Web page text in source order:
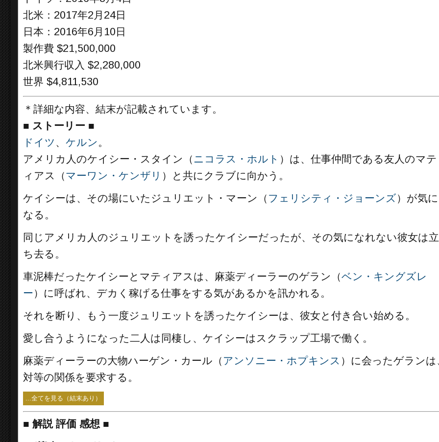
北米：2017年2月24日
日本：2016年6月10日
製作費 $21,500,000
北米興行収入 $2,280,000
世界 $4,811,530
＊詳細な内容、結末が記載されています。
■ ストーリー ■
ドイツ 、 ケルン 。
アメリカ人のケイシー・スタイン（ニコラス・ホルト ）は、仕事仲間である友人のマテ
ィアス（マーワン・ケンザリ ）と共にクラブに向かう。
ケイシーは、その場にいたジュリエット・マーン（ フェリシティ・ジョーンズ）が気に
なる。
同じアメリカ人のジュリエットを誘ったケイシーだったが、その気になれない彼女は立
ち去る。
車泥棒だったケイシーとマティアスは、麻薬ディーラーのゲラン（ベン・キングズレ
ー）に呼ばれ、デカく稼げる仕事をする気があるかを訊かれる。
それを断り、もう一度ジュリエットを誘ったケイシーは、彼女と付き合い始める。
愛し合うようになった二人は同棲し、ケイシーはスクラップ工場で働く。
麻薬ディーラーの大物ハーゲン・カール（ アンソニー・ホプキンス ）に会ったゲランは
対等の関係を要求する。
...全てを見る（結末あり）
■ 解説 評価 感想 ■